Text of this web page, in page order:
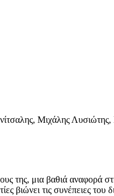
Μιχάλης
μια βαθιά αναφορά
βιώνει τις συνέπειες του